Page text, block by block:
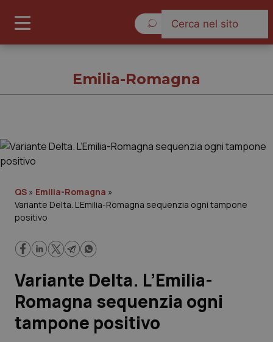
Governo e Parlamento
Regioni e Asl
Lavoro e Professioni
Scienza e Farmaci
Studi e Analisi
Emilia-Romagna
QS » Emilia-Romagna »
Variante Delta. L’Emilia-Romagna sequenzia ogni tampone
positivo
Variante Delta. L’Emilia-
Romagna sequenzia ogni
tampone positivo